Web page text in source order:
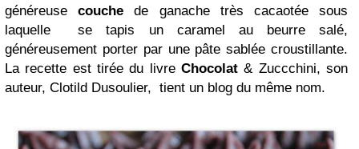
généreusecouche de ganachetrès cacaotéesous
laquelle se tapis un caramel au beurre salé,
généreusement porter par une pâte sablée croustillante.
La recette est tirée du livre Chocolat & Zuccchini, son
auteur, Clotild Dusoulier, tient un blog du même nom.